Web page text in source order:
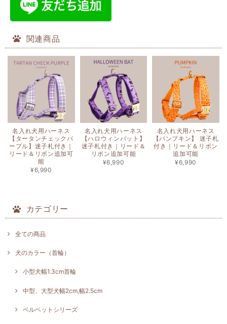
関連商品
名入れ犬用ハーネス
【タータンチェックパ
ープル】迷子札付き｜
リード＆リボン追加可
能
¥6,990
名入れ犬用ハーネス
【ハロウィンバット】
迷子札付き｜リード＆
リボン追加可能
¥6,990
名入れ犬用ハーネス
【パンプキン】 迷子札
付き｜リード＆リボン
追加可能
¥6,990
カテゴリー
全ての商品
犬のカラー（首輪）
小型犬幅1.3cm首輪
中型、大型犬幅2cm,幅2.5cm
ベルベットシリーズ